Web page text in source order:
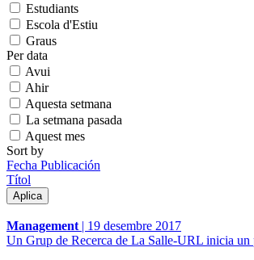
Estudiants
Escola d'Estiu
Graus
Per data
Avui
Ahir
Aquesta setmana
La setmana pasada
Aquest mes
Sort by
Fecha Publicación
Títol
Management | 19 desembre 2017
Un Grup de Recerca de La Salle-URL inicia un